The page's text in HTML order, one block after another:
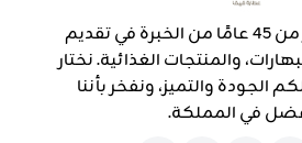
عطارة فيفا - أكثر من 45 عامًا من الخبرة في تقديم
والمنتجات الغذائية. نختار
الجودة والتميز، ونفخر بأننا
في المملكة.